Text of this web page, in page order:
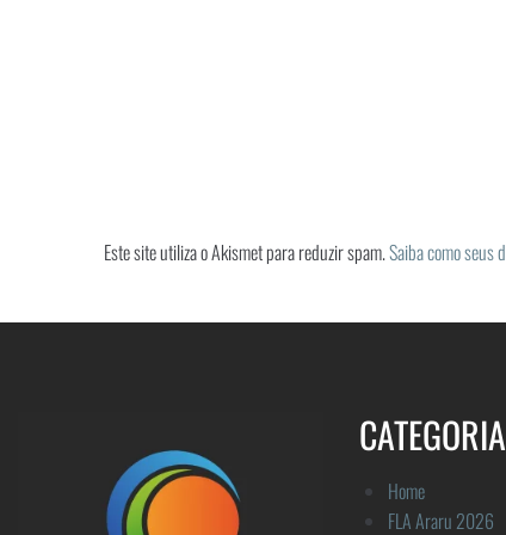
Este site utiliza o Akismet para reduzir spam.Saiba como seus
Home
FLA Araru 2026